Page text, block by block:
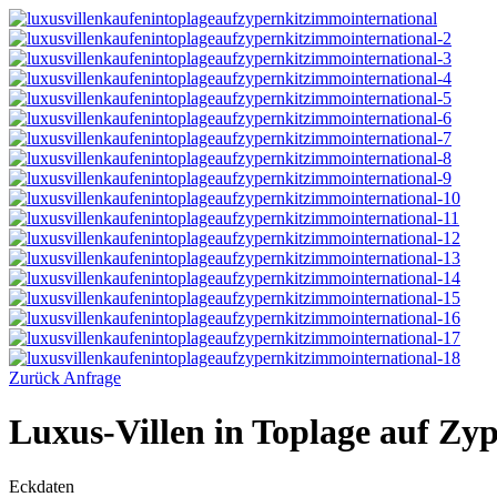
Zurück Anfrage
Luxus-Villen in Toplage auf
Eckdaten